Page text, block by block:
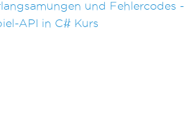
und Fehlercodes -
API in C# Kurs